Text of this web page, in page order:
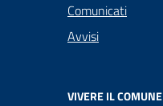
Comunicati
Avvisi
VIVERE IL COMUNE